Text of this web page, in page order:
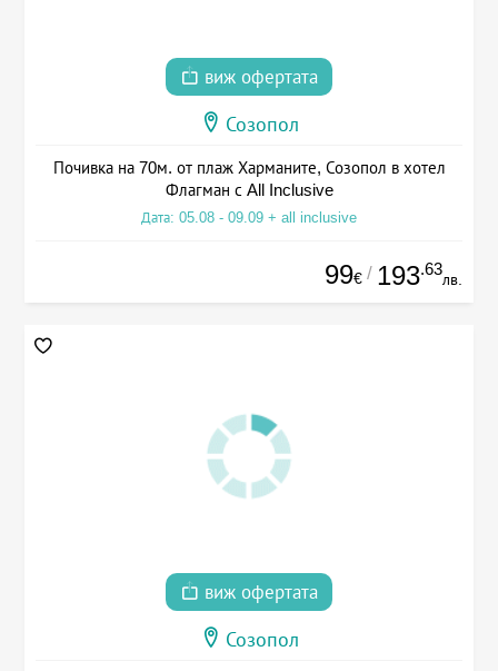
виж офертата
Созопол
Почивка на 70м. от плаж Харманите, Созопол в хотел
Флагман с All Inclusive
Дата: 05.08 - 09.09 + all inclusive
99€ / 193.63
лв.
виж офертата
Созопол